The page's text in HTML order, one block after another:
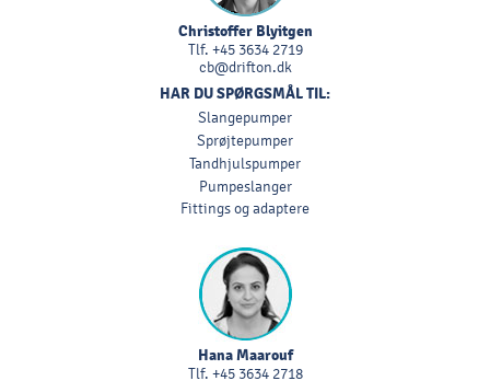
Christoffer Blyitgen
Tlf. +45 3634 2719
cb@drifton.dk
HAR DU SPØRGSMÅL TIL:
Slangepumper
Sprøjtepumper
Tandhjulspumper
Pumpeslanger
Fittings og adaptere
Hana Maarouf
Tlf. +45 3634 2718